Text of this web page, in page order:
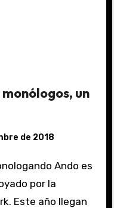
un
de 2018
por la
Este año llegan